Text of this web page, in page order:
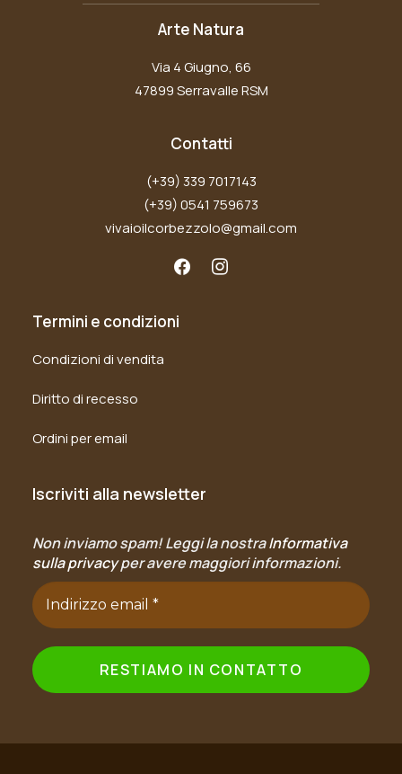
Arte Natura
Via 4 Giugno, 66
47899 Serravalle RSM
Contatti
(+39) 339 7017143
(+39) 0541 759673
vivaioilcorbezzolo@gmail.com
Termini e condizioni
Condizioni di vendita
Diritto di recesso
Ordini per email
Iscriviti alla newsletter
Non inviamo spam! Leggi la nostraInformativa
sulla privacyper avere maggiori informazioni.